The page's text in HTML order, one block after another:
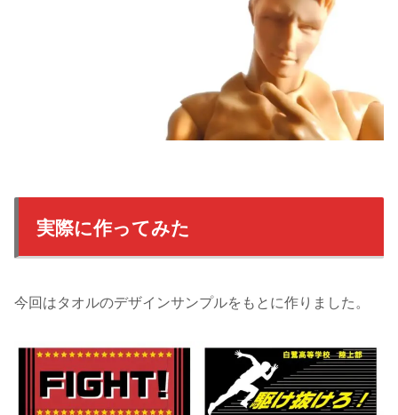
実際に作ってみた
今回はタオルのデザインサンプルをもとに作りました。